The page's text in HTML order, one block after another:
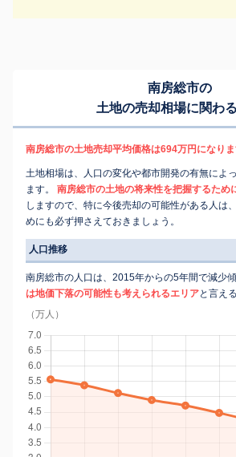
南房総市の
土地の売却相場に関わ
南房総市の土地売却平均価格は694万円になりま
土地相場は、人口の変化や都市開発の有無によ
ます。
南房総市の土地の将来性を把握するため
しますので、特に今後売却の可能性がある人は
めにも必ず押さえておきましょう。
人口推移
南房総市の人口は、2015年からの5年間で減少傾
は地価下落の可能性も考えられるエリアと言え
（万人）